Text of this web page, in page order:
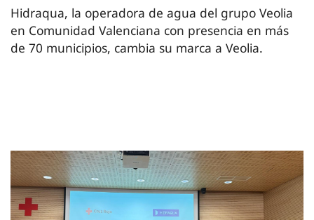
Hidraqua, la operadora de agua del grupo Veolia
en Comunidad Valenciana con presencia en más
de 70 municipios, cambia su marca a Veolia.